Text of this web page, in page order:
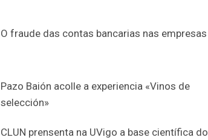
O fraude das contas bancarias nas empresas
Pazo Baión acolle a experiencia «Vinos de
selección»
CLUN prensenta na UVigo a base científica do